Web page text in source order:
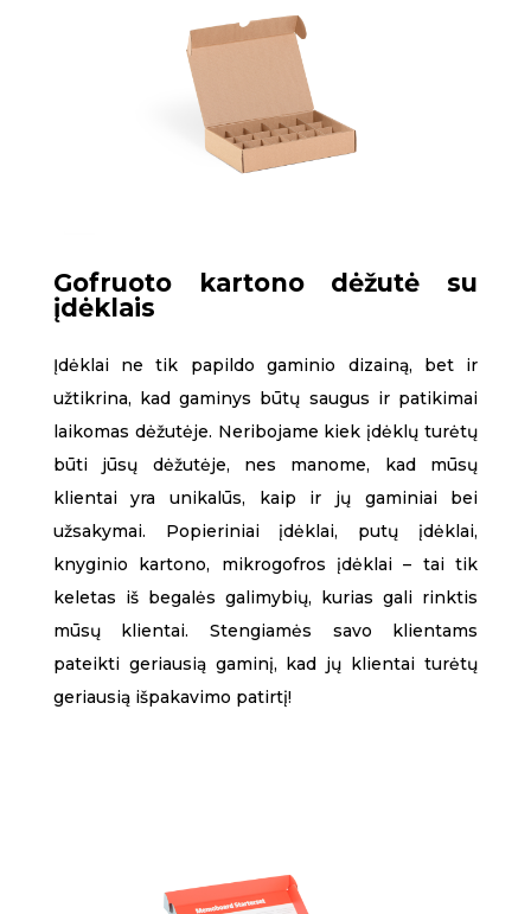
Gofruoto kartono dėžutė su
įdėklais
Įdėklai ne tik papildo gaminio dizainą, bet ir
užtikrina, kad gaminys būtų saugus ir patikimai
laikomas dėžutėje. Neribojame kiek įdėklų turėtų
būti jūsų dėžutėje, nes manome, kad mūsų
klientai yra unikalūs, kaip ir jų gaminiai bei
užsakymai. Popieriniai įdėklai, putų įdėklai,
knyginio kartono, mikrogofros įdėklai – tai tik
keletas iš begalės galimybių, kurias gali rinktis
mūsų klientai. Stengiamės savo klientams
pateikti geriausią gaminį, kad jų klientai turėtų
geriausią išpakavimo patirtį!